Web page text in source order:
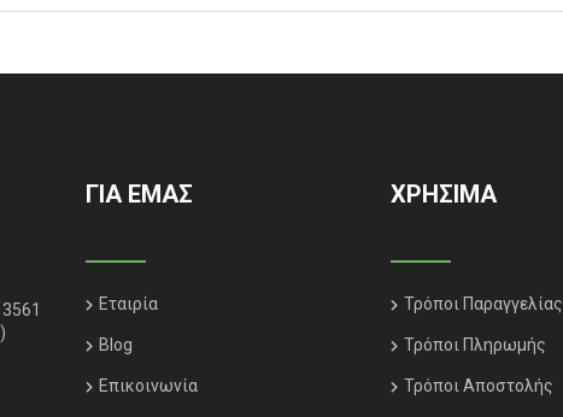
ΓΙΑ ΕΜΑΣ
Εταιρία
Blog
Επικοινωνία
ΧΡΗΣΙΜΑ
Τρόποι Παραγγελίας
Τρόποι Πληρωμής
Τρόποι Αποστολής